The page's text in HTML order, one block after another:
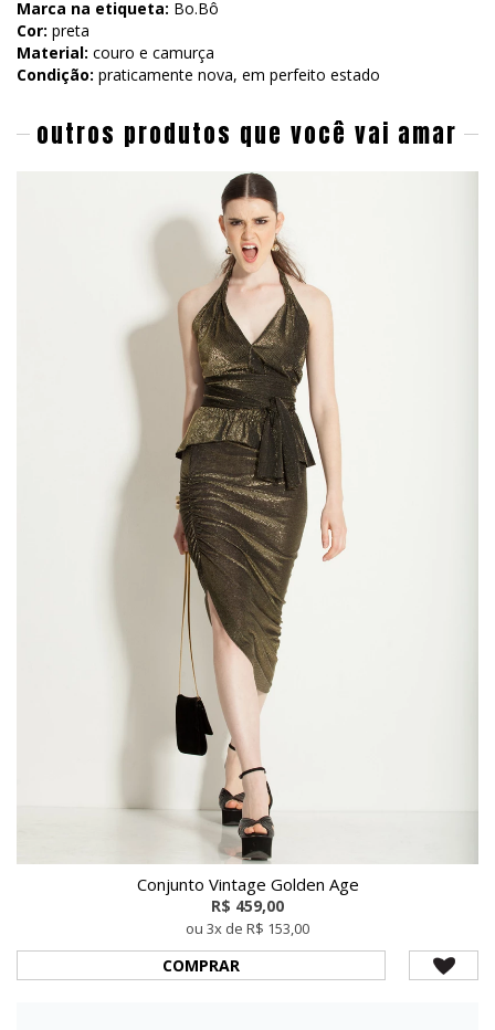
Marca na etiqueta: Bo.Bô
Cor: preta
Material: couro e camurça
Condição: praticamente nova, em perfeito estado
outros produtos que você vai amar
Conjunto Vintage Golden Age
R$ 459,00
ou 3x de R$ 153,00
COMPRAR